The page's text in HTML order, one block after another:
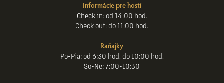
Informácie pre hostí
Check in: od 14:00 hod.
Check out: do 11:00 hod.
Raňajky
Po-Pia: od 6:30 hod. do 10:00 hod.
So-Ne: 7:00-10:30